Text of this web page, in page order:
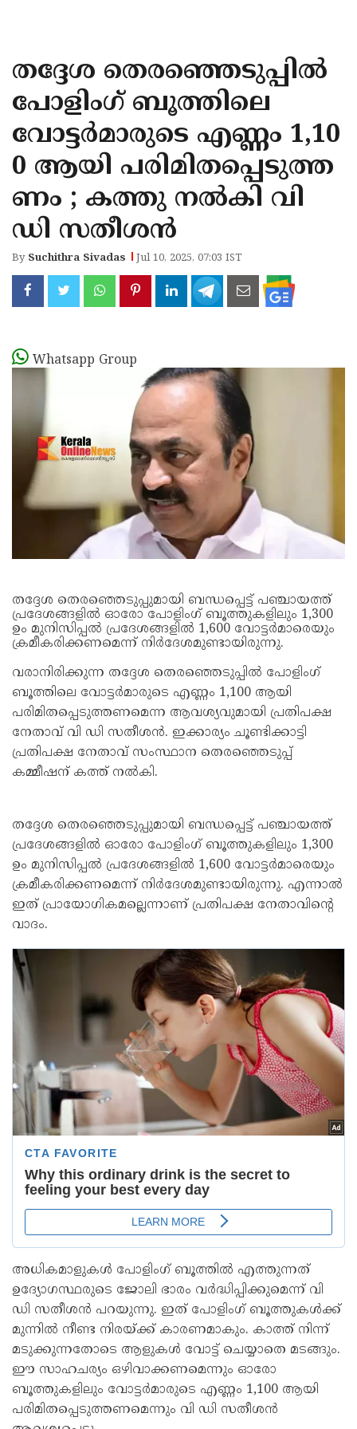
KANNUR
KASARAGOD
തദ്ദേശ തെരഞ്ഞെടുപ്പില്‍
പോളിംഗ് ബൂത്തിലെ
വോട്ടര്‍മാരുടെ എണ്ണം 1,10
0 ആയി പരിമിതപ്പെടുത്ത
ണം ; കത്തു നല്‍കി വി
ഡി സതീശന്‍
By Suchithra Sivadas Jul 10, 2025, 07:03 IST
Whatsapp Group
തദ്ദേശ തെരഞ്ഞെടുപ്പുമായി ബന്ധപ്പെട്ട് പഞ്ചായത്ത്
പ്രദേശങ്ങളില്‍ ഓരോ പോളിംഗ് ബൂത്തുകളിലും 1,300
ഉം മുനിസിപ്പല്‍ പ്രദേശങ്ങളില്‍ 1,600 വോട്ടര്‍മാരെയും
ക്രമീകരിക്കണമെന്ന് നിര്‍ദേശമുണ്ടായിരുന്നു.
വരാനിരിക്കുന്ന തദ്ദേശ തെരഞ്ഞെടുപ്പില്‍ പോളിംഗ്
ബൂത്തിലെ വോട്ടര്‍മാരുടെ എണ്ണം 1,100 ആയി
പരിമിതപ്പെടുത്തണമെന്ന ആവശ്യവുമായി പ്രതിപക്ഷ
നേതാവ് വി ഡി സതീശന്‍. ഇക്കാര്യം ചൂണ്ടിക്കാട്ടി
പ്രതിപക്ഷ നേതാവ് സംസ്ഥാന തെരഞ്ഞെടുപ്പ്
കമ്മീഷന് കത്ത് നല്‍കി.
തദ്ദേശ തെരഞ്ഞെടുപ്പുമായി ബന്ധപ്പെട്ട് പഞ്ചായത്ത്
പ്രദേശങ്ങളില്‍ ഓരോ പോളിംഗ് ബൂത്തുകളിലും 1,300
ഉം മുനിസിപ്പല്‍ പ്രദേശങ്ങളില്‍ 1,600 വോട്ടര്‍മാരെയും
ക്രമീകരിക്കണമെന്ന് നിര്‍ദേശമുണ്ടായിരുന്നു. എന്നാല്‍
ഇത് പ്രായോഗികമല്ലെന്നാണ് പ്രതിപക്ഷ നേതാവിന്റെ
വാദം.
അധികമാളുകള്‍ പോളിംഗ് ബൂത്തില്‍ എത്തുന്നത്
ഉദ്യോഗസ്ഥരുടെ ജോലി ഭാരം വര്‍ദ്ധിപ്പിക്കുമെന്ന് വി
ഡി സതീശന്‍ പറയുന്നു. ഇത് പോളിംഗ് ബൂത്തുകള്‍ക്ക്
മുന്നില്‍ നീണ്ട നിരയ്ക്ക് കാരണമാകും. കാത്ത് നിന്ന്
മടുക്കുന്നതോടെ ആളുകള്‍ വോട്ട് ചെയ്യാതെ മടങ്ങും.
ഈ സാഹചര്യം ഒഴിവാക്കണമെന്നും ഓരോ
ബൂത്തുകളിലും വോട്ടര്‍മാരുടെ എണ്ണം 1,100 ആയി
പരിമിതപ്പെടുത്തണമെന്നും വി ഡി സതീശന്‍